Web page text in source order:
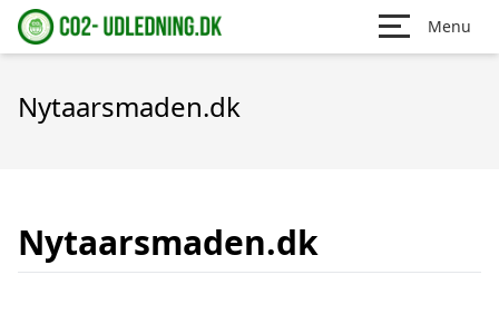
Menu
Nytaarsmaden.dk
Nytaarsmaden.dk